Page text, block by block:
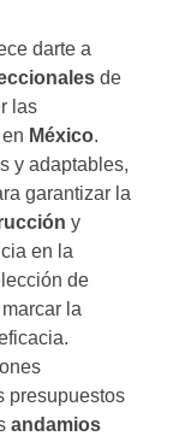
darte a
de
las
México.
y adaptables,
garantizar la
y
en la
de
la
presupuestos
andamios